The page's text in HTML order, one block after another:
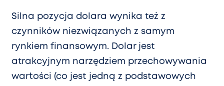
Silna pozycja dolara wynika też z
czynników niezwiązanych z samym
rynkiem finansowym. Dolar jest
atrakcyjnym narzędziem przechowywania
wartości (co jest jedną z podstawowych